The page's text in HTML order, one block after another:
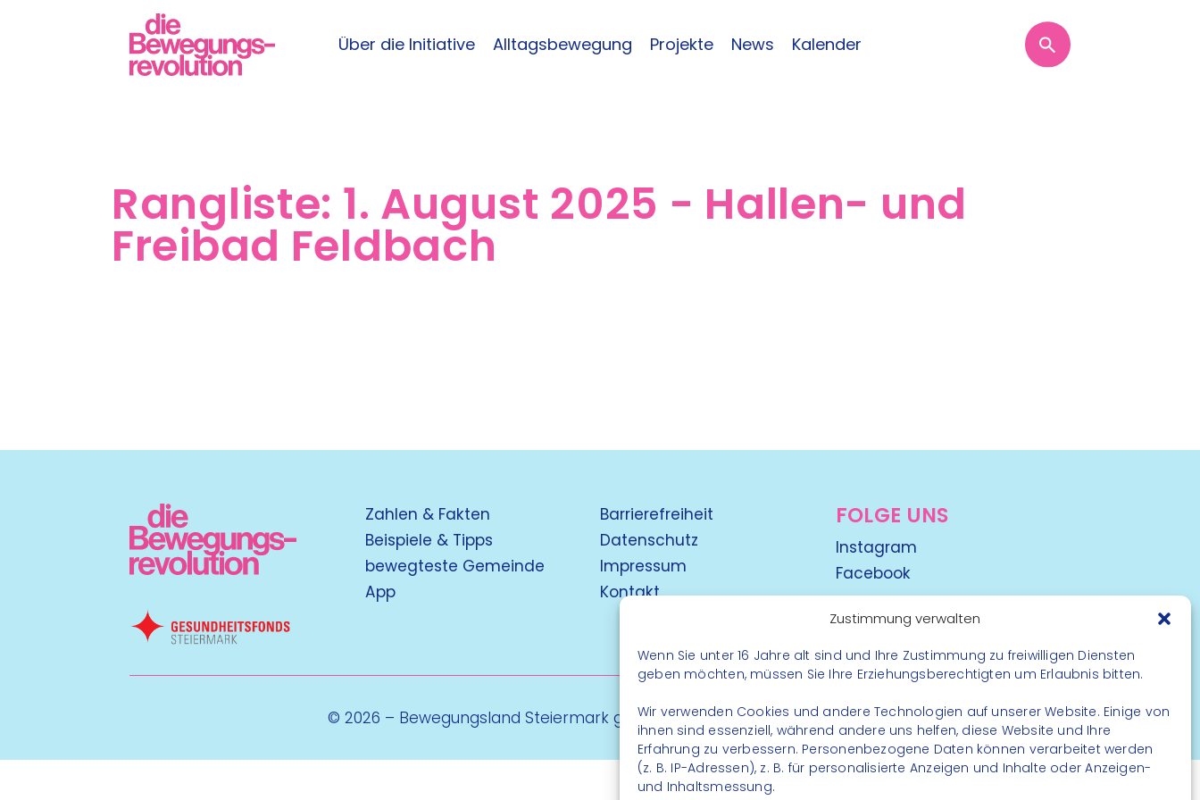
Zustimmung verwalten
Wenn Sie unter 16 Jahre alt sind und Ihre Zustimmung zu freiwilligen Diensten
geben möchten, müssen Sie Ihre Erziehungsberechtigten um Erlaubnis bitten.
Wir verwenden Cookies und andere Technologien auf unserer Website. Einige von
ihnen sind essenziell, während andere uns helfen, diese Website und Ihre
Erfahrung zu verbessern. Personenbezogene Daten können verarbeitet werden
(z. B. IP-Adressen), z. B. für personalisierte Anzeigen und Inhalte oder Anzeigen-
und Inhaltsmessung.
Über die Initiative Alltagsbewegung Projekte News Kalender
Rangliste: 1. August 2025 - Hallen- und
Freibad Feldbach
Zahlen & Fakten
Beispiele & Tipps
bewegteste Gemeinde
App
Barrierefreiheit
Datenschutz
Impressum
Kontakt
FOLGE UNS
Instagram
Facebook
© 2026 – Bewegungsland Steiermark gGmbH - Alle Rechte vorbehalten